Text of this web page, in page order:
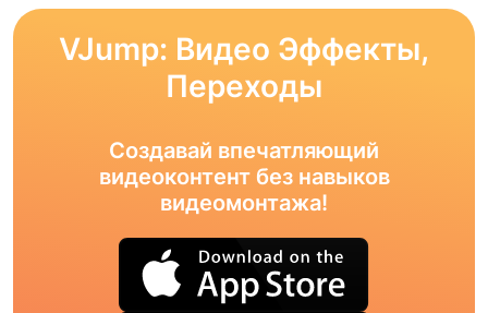
VJump: Видео Эффекты,
Переходы
Создавай впечатляющий
видеоконтент без навыков
видеомонтажа!